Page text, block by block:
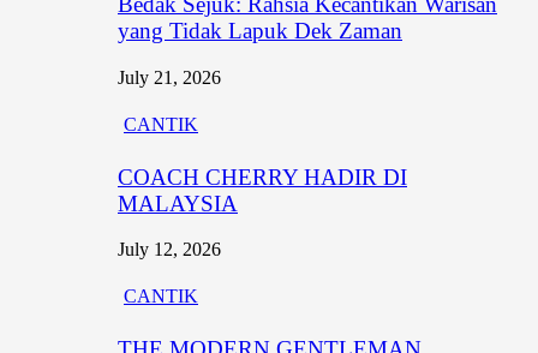
yang Tidak Lapuk Dek Zaman
July 21, 2026
CANTIK
COACH CHERRY HADIR DI
MALAYSIA
July 12, 2026
CANTIK